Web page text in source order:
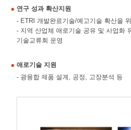
연구 성과 확산지원
- ETRI 개발완료기술/예고기술 확산을
- 지역 산업체 애로기술 공유 및 사업화
기술교류회 운영
애로기술 지원
- 광융합 제품 설계, 공정, 고장분석 등